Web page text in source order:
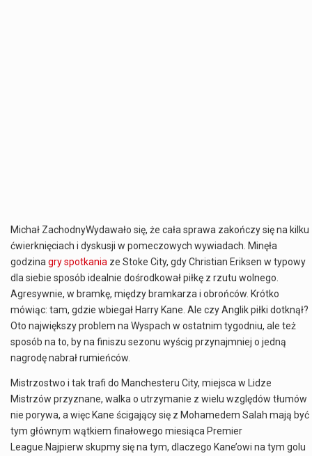
Michał ZachodnyWydawało się, że cała sprawa zakończy się na kilku
ćwierknięciach i dyskusji w pomeczowych wywiadach. Minęła
godzina gryspotkania ze Stoke City, gdy Christian Eriksen w typowy
dla siebie sposób idealnie dośrodkował piłkę z rzutu wolnego.
Agresywnie, w bramkę, między bramkarza i obrońców. Krótko
mówiąc: tam, gdzie wbiegał Harry Kane. Ale czy Anglik piłki dotknął?
Oto największy problem na Wyspach w ostatnim tygodniu, ale też
sposób na to, by na finiszu sezonu wyścig przynajmniej o jedną
nagrodę nabrał rumieńców.
Mistrzostwo i tak trafi do Manchesteru City, miejsca w Lidze
Mistrzów przyznane, walka o utrzymanie z wielu względów tłumów
nie porywa, a więc Kane ścigający się z Mohamedem Salah mają być
tym głównym wątkiem finałowego miesiąca Premier
League.Najpierw skupmy się na tym, dlaczego Kane’owi na tym golu